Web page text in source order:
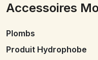
Accessoires
Plombs
Produit Hydrophobe